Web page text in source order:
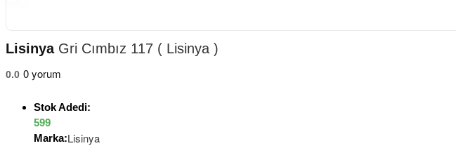
LisinyaGri Cımbız 117 ( Lisinya )
0.0 0 yorum
Stok Adedi:
599
Marka:Lisinya